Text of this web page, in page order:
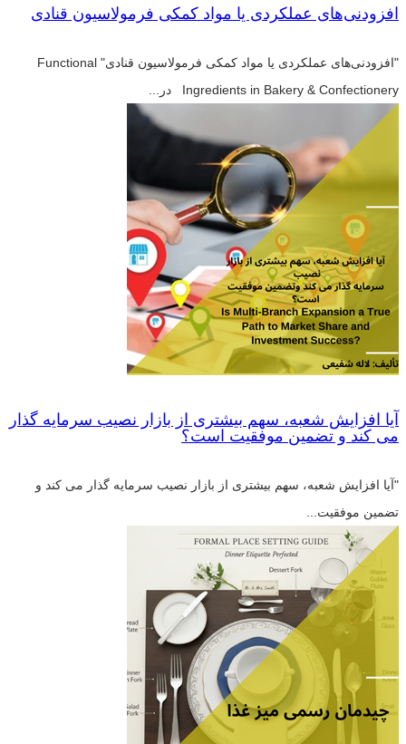
افزودنی‌های عملکردی یا مواد کمکی فرمولاسیون قنادی
"افزودنی‌های عملکردی یا مواد کمکی فرمولاسیون قنادی" Functional
Ingredients in Bakery & Confectionery در...
آیا افزایش شعبه، سهم بیشتری از بازار نصیب سرمایه گذار
می کند و تضمین موفقیت است؟
"آیا افزایش شعبه، سهم بیشتری از بازار نصیب سرمایه گذار می کند و
تضمین موفقیت...